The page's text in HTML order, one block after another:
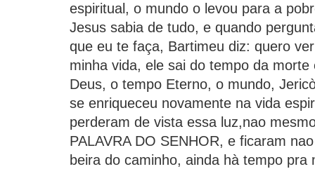
espiritual, o mundo o levou para a
Jesus sabia de tudo, e quando
que eu te faça, Bartimeu diz: quero
minha vida, ele sai do tempo da
Deus, o tempo Eterno, o mundo,
se enriqueceu novamente na vida
perderam de vista essa luz,nao
PALAVRA DO SENHOR, e ficaram
beira do caminho, ainda hà tempo pra